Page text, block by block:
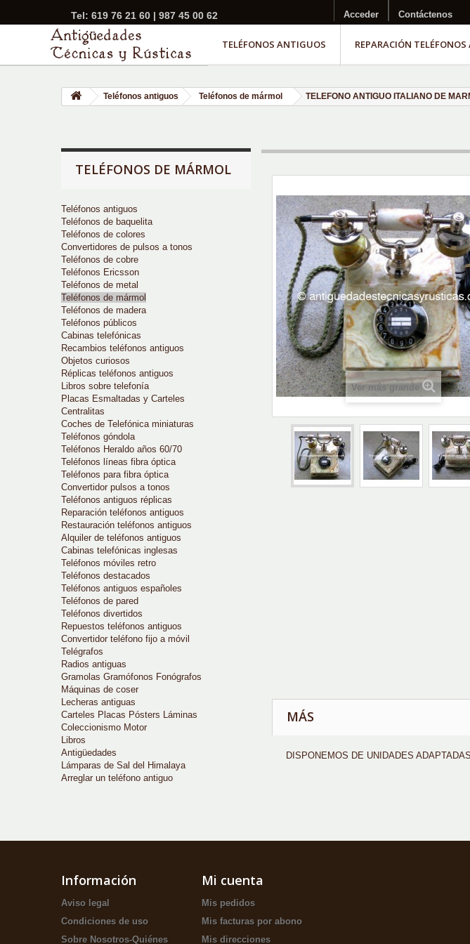
Tel: 619 76 21 60 | 987 45 00 62 Contáctenos
Acceder
REPARACIÓN
TELÉFONOS ANTIGUOS
Teléfonos antiguos Teléfonos de mármol TELEFONO ANTIGUO ITALIANO DE
TELÉFONOS DE MÁRMOL
Teléfonos antiguos
Teléfonos de baquelita
Teléfonos de colores
Convertidores de pulsos a tonos
Teléfonos de cobre
Teléfonos Ericsson
Teléfonos de metal
Teléfonos de mármol
Teléfonos de madera
Teléfonos públicos
Cabinas telefónicas
Recambios teléfonos antiguos
Objetos curiosos
Réplicas teléfonos antiguos
Libros sobre telefonía
Placas Esmaltadas y Carteles
Centralitas
Coches de Telefónica miniaturas
Teléfonos góndola
Teléfonos Heraldo años 60/70
Teléfonos líneas fibra óptica
Teléfonos para fibra óptica
Convertidor pulsos a tonos
Teléfonos antiguos réplicas
Reparación teléfonos antiguos
Restauración teléfonos antiguos
Alquiler de teléfonos antiguos
Cabinas telefónicas inglesas
Teléfonos móviles retro
Teléfonos destacados
Teléfonos antiguos españoles
Teléfonos de pared
Teléfonos divertidos
Repuestos teléfonos antiguos
Convertidor teléfono fijo a móvil
Telégrafos
Radios antiguas
Gramolas Gramófonos Fonógrafos
Máquinas de coser
Lecheras antiguas
Carteles Placas Pósters Láminas
Coleccionismo Motor
Libros
Antigüedades
Lámparas de Sal del Himalaya
Arreglar un teléfono antiguo
Ver más grande
MÁS
DISPONEMOS DE UNIDADES
Información
Aviso legal
Condiciones de uso
Sobre Nosotros-Quiénes
Mi cuenta
Mis pedidos
Mis facturas por abono
Mis direcciones